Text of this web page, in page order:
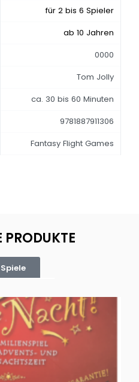
für 2 bis 6 Spieler
ab 10 Jahren
0000
Tom Jolly
ca. 30 bis 60 Minuten
9781887911306
Fantasy Flight Games